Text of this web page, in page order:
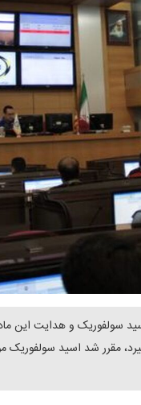
سولفوریک و هدایت این
شد اسید سولفوریک